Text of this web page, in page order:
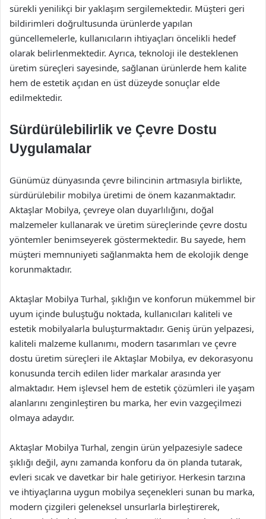
sürekli yenilikçi bir yaklaşım sergilemektedir. Müşteri geri
bildirimleri doğrultusunda ürünlerde yapılan
güncellemelerle, kullanıcıların ihtiyaçları öncelikli hedef
olarak belirlenmektedir. Ayrıca, teknoloji ile desteklenen
üretim süreçleri sayesinde, sağlanan ürünlerde hem kalite
hem de estetik açıdan en üst düzeyde sonuçlar elde
edilmektedir.
Sürdürülebilirlik ve Çevre Dostu
Uygulamalar
Günümüz dünyasında çevre bilincinin artmasıyla birlikte,
sürdürülebilir mobilya üretimi de önem kazanmaktadır.
Aktaşlar Mobilya, çevreye olan duyarlılığını, doğal
malzemeler kullanarak ve üretim süreçlerinde çevre dostu
yöntemler benimseyerek göstermektedir. Bu sayede, hem
müşteri memnuniyeti sağlanmakta hem de ekolojik denge
korunmaktadır.
Aktaşlar Mobilya Turhal, şıklığın ve konforun mükemmel bir
uyum içinde buluştuğu noktada, kullanıcıları kaliteli ve
estetik mobilyalarla buluşturmaktadır. Geniş ürün yelpazesi,
kaliteli malzeme kullanımı, modern tasarımları ve çevre
dostu üretim süreçleri ile Aktaşlar Mobilya, ev dekorasyonu
konusunda tercih edilen lider markalar arasında yer
almaktadır. Hem işlevsel hem de estetik çözümleri ile yaşam
alanlarını zenginleştiren bu marka, her evin vazgeçilmezi
olmaya adaydır.
Aktaşlar Mobilya Turhal, zengin ürün yelpazesiyle sadece
şıklığı değil, aynı zamanda konforu da ön planda tutarak,
evleri sıcak ve davetkar bir hale getiriyor. Herkesin tarzına
ve ihtiyaçlarına uygun mobilya seçenekleri sunan bu marka,
modern çizgileri geleneksel unsurlarla birleştirerek,